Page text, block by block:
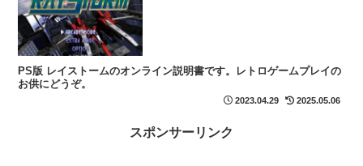
PS版 レイストームのオンライン説明書です。レトロゲームプレイの
お供にどうぞ。
2023.04.29 2025.05.06
スポンサーリンク